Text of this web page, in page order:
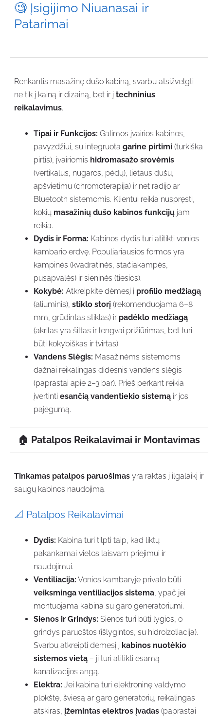
🧐 Įsigijimo Niuanasai ir
Patarimai
Renkantis masažinę dušo kabiną, svarbu atsižvelgti
ne tik į kainą ir dizainą, bet ir į techninius
reikalavimus.
Tipai ir Funkcijos: Galimos įvairios kabinos,
pavyzdžiui, su integruota garine pirtimi(turkiška
pirtis), įvairiomis hidromasažo srovėmis
(vertikalus, nugaros, pėdų), lietaus dušu,
apšvietimu (chromoterapija) ir net radijo ar
Bluetooth sistemomis. Klientui reikia nuspręsti,
kokių masažinių dušo kabinos funkcijųjam
reikia.
Dydis ir Forma: Kabinos dydis turi atitikti vonios
kambario erdvę. Populiariausios formos yra
kampinės (kvadratinės, stačiakampės,
pusapvalės) ir sieninės (tiesios).
Kokybė: Atkreipkite dėmesį į profilio medžiagą
(aliuminis), stiklo storį(rekomenduojama 6–8
mm, grūdintas stiklas) ir padėklo medžiagą
(akrilas yra šiltas ir lengvai prižiūrimas, bet turi
būti kokybiškas ir tvirtas).
Vandens Slėgis: Masažinėms sistemoms
dažnai reikalingas didesnis vandens slėgis
(paprastai apie 2–3 bar). Prieš perkant reikia
įvertinti esančią vandentiekio sistemąir jos
pajėgumą.
🏠 Patalpos Reikalavimai ir Montavimas
Tinkamas patalpos paruošimasyra raktas į ilgalaikį ir
saugų kabinos naudojimą.
📐 Patalpos Reikalavimai
Dydis: Kabina turi tilpti taip, kad liktų
pakankamai vietos laisvam priėjimui ir
naudojimui.
Ventiliacija: Vonios kambaryje privalo būti
veiksminga ventiliacijos sistema, ypač jei
montuojama kabina su garo generatoriumi.
Sienos ir Grindys: Sienos turi būti lygios, o
grindys paruoštos (išlygintos, su hidroizoliacija).
Svarbu atkreipti dėmesį į kabinos nuotėkio
sistemos vietą– ji turi atitikti esamą
kanalizacijos angą.
Elektra: Jei kabina turi elektroninę valdymo
plokštę, šviesą ar garo generatorių, reikalingas
atskiras, įžemintas elektros įvadas(paprastai